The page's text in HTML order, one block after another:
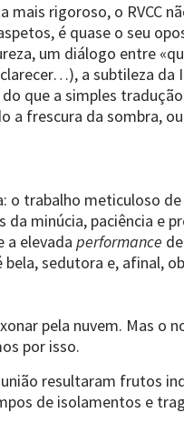
rigoroso, o RVCC
é quase o seu
um diálogo entre
a subtileza da
que a simples
frescura da sombra,
trabalho meticuloso
minúcia, paciência e
a elevada performance
sedutora e, afinal,
pela nuvem. Mas
por isso.
resultaram frutos
de isolamentos e